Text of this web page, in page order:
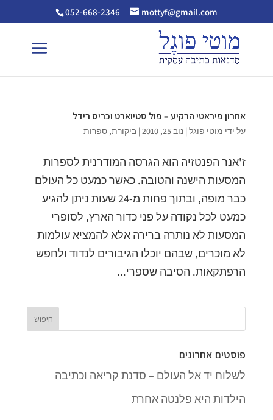
052-668-2346 mottyf@gmail.com
אחרון פיראטי הרקיע – פול סטיוארט וכריס רידל
על ידי מוטי פוגל| נוב 25, 2010 | ביקורת, ספרות
ז'אנר הפנטזיה הוא הגרסה המודרנית לספרות
המסעות הישנה והטובה. כאשר כמעט כל העולם
כבר מופה, ובתוך פחות מ-24 שעות ניתן להגיע
כמעט לכל נקודה על פני כדור הארץ, לסופרי
המסעות לא נותרה ברירה אלא להמציא עולמות
לא מוכרים, שבהם יוכלו הגיבורים לנדוד ולחפש
הרפתקאות. הסיבה שספרי...
פוסטים אחרונים
לשלוח יד אל העולם – סדנת קריאה וכתיבה
הילדות היא פלנטה אחרת